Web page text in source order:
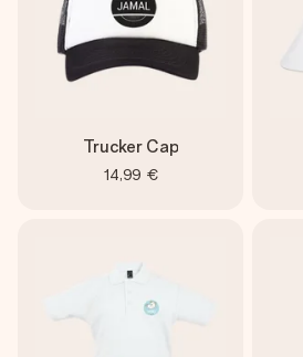
Trucker Cap
14,99 €